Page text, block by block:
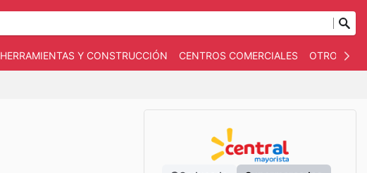
HERRAMIENTAS Y CONSTRUCCIÓN CENTROS COMERCIALES OTROS